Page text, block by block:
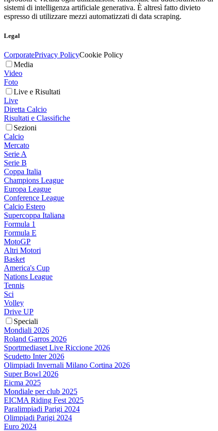
sistemi di intelligenza artificiale generativa. È altresì fatto divieto
espresso di utilizzare mezzi automatizzati di data scraping.
Legal
CorporatePrivacy PolicyCookie Policy
Media
Video
Foto
Live e Risultati
Live
Diretta Calcio
Risultati e Classifiche
Sezioni
Calcio
Mercato
Serie A
Serie B
Coppa Italia
Champions League
Europa League
Conference League
Calcio Estero
Supercoppa Italiana
Formula 1
Formula E
MotoGP
Altri Motori
Basket
America's Cup
Nations League
Tennis
Sci
Volley
Drive UP
Speciali
Mondiali 2026
Roland Garros 2026
Sportmediaset Live Riccione 2026
Scudetto Inter 2026
Olimpiadi Invernali Milano Cortina 2026
Super Bowl 2026
Eicma 2025
Mondiale per club 2025
EICMA Riding Fest 2025
Paralimpiadi Parigi 2024
Olimpiadi Parigi 2024
Euro 2024